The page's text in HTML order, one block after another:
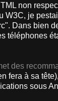
non
W3C, je
Dans bien
téléphones
des
fera à sa
sous